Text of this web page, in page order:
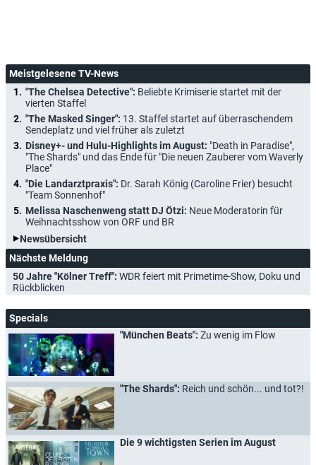
Meistgelesene TV-News
"The Chelsea Detective": Beliebte Krimiserie startet mit der
vierten Staffel
"The Masked Singer": 13. Staffel startet auf überraschendem
Sendeplatz und viel früher als zuletzt
Disney+- und Hulu-Highlights im August: "Death in Paradise",
"The Shards" und das Ende für "Die neuen Zauberer vom Waverly
Place"
"Die Landarztpraxis": Dr. Sarah König (Caroline Frier) besucht
"Team Sonnenhof"
Melissa Naschenweng statt DJ Ötzi: Neue Moderatorin für
Weihnachtsshow von ORF und BR
Newsübersicht
Nächste Meldung
50 Jahre "Kölner Treff": WDR feiert mit Primetime-Show, Doku und
Rückblicken
Specials
"München Beats": Zu wenig im Flow
"The Shards": Reich und schön... und tot?!
Die 9 wichtigsten Serien im August